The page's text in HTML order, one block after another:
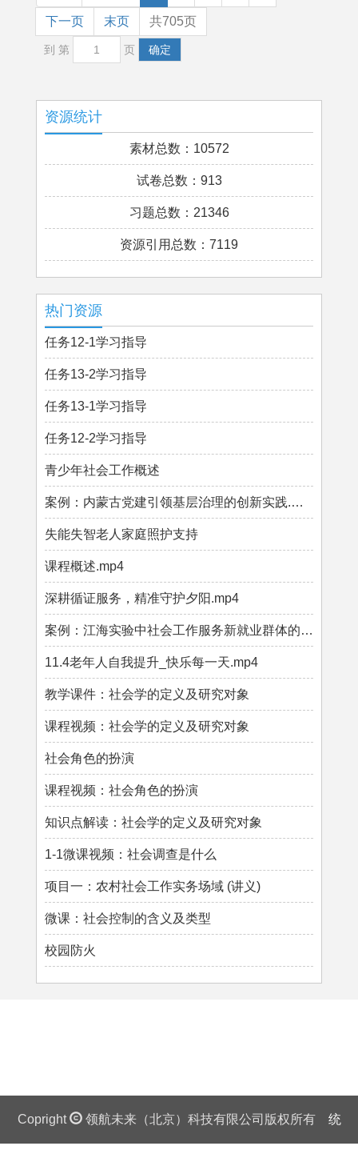
下一页 末页 共705页
到 第 页 确定
资源统计
素材总数：10572
试卷总数：913
习题总数：21346
资源引用总数：7119
热门资源
任务12-1学习指导
任务13-2学习指导
任务13-1学习指导
任务12-2学习指导
青少年社会工作概述
案例：内蒙古党建引领基层治理的创新实践.mp4
失能失智老人家庭照护支持
课程概述.mp4
深耕循证服务，精准守护夕阳.mp4
案例：江海实验中社会工作服务新就业群体的探索.mp4
11.4老年人自我提升_快乐每一天.mp4
教学课件：社会学的定义及研究对象
课程视频：社会学的定义及研究对象
社会角色的扮演
课程视频：社会角色的扮演
知识点解读：社会学的定义及研究对象
1-1微课视频：社会调查是什么
项目一：农村社会工作实务场域 (讲义)
微课：社会控制的含义及类型
校园防火
Copright 领航未来（北京）科技有限公司版权所有 统